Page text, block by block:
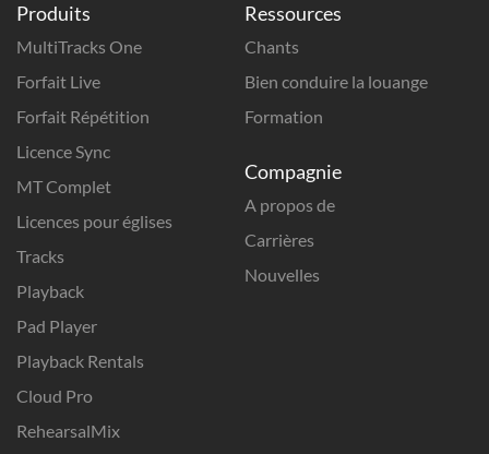
Produits
MultiTracks One
Forfait Live
Forfait Répétition
Licence Sync
MT Complet
Licences pour églises
Tracks
Playback
Pad Player
Playback Rentals
Cloud Pro
RehearsalMix
Ressources
Chants
Bien conduire la louange
Formation
Compagnie
A propos de
Carrières
Nouvelles